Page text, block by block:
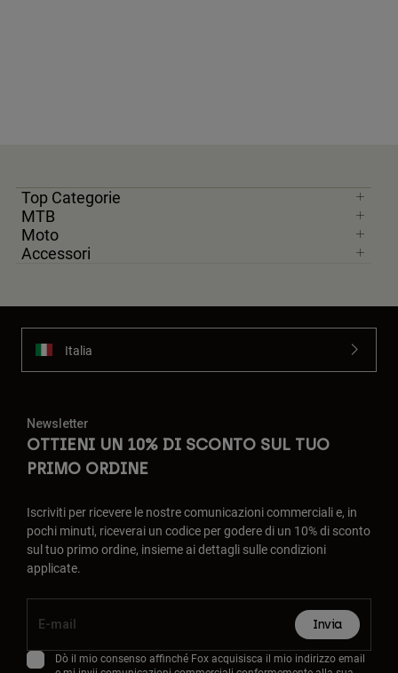
Top Categorie
MTB
Moto
Accessori
Italia
Newsletter
OTTIENI UN 10% DI SCONTO SUL TUO
PRIMO ORDINE
Iscriviti per ricevere le nostre comunicazioni commerciali e, in
pochi minuti, riceverai un codice per godere di un 10% di sconto
sul tuo primo ordine, insieme ai dettagli sulle condizioni
applicate.
Invia
Dò il mio consenso affinché Fox acquisisca il mio indirizzo email